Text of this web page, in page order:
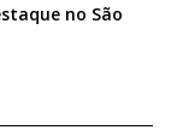
no São